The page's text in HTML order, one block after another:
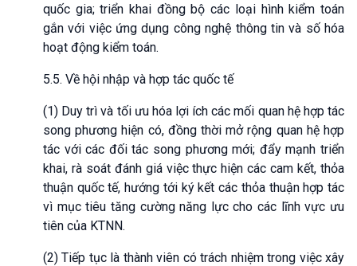
quốc gia; triển khai đồng bộ các loại hình kiểm toán
gắn với việc ứng dụng công nghệ thông tin và số hóa
hoạt động kiểm toán.
5.5. Về hội nhập và hợp tác quốc tế
(1) Duy trì và tối ưu hóa lợi ích các mối quan hệ hợp tác
song phương hiện có, đồng thời mở rộng quan hệ hợp
tác với các đối tác song phương mới; đẩy mạnh triển
khai, rà soát đánh giá việc thực hiện các cam kết, thỏa
thuận quốc tế, hướng tới ký kết các thỏa thuận hợp tác
vì mục tiêu tăng cường năng lực cho các lĩnh vực ưu
tiên của KTNN.
(2) Tiếp tục là thành viên có trách nhiệm trong việc xây